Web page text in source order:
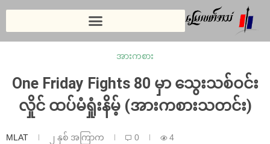
အားကစား
One Friday Fights 80 မှာ သွေးသစ်ဝင်း
လှိုင် ထပ်မံရှုံးနိမ့် (အားကစားသတင်း)
MLAT ၂ နှစ် အကြာက 0 4